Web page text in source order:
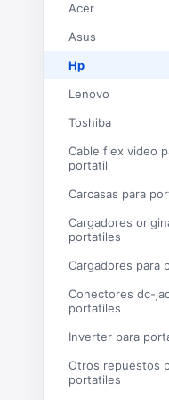
Acer
Asus
Hp
Lenovo
Toshiba
Cable flex video para
portatil
Carcasas para
Cargadores originales para
portatiles
Cargadores para
Conectores dc-jack para
portatiles
Inverter para
Otros repuestos para
portatiles